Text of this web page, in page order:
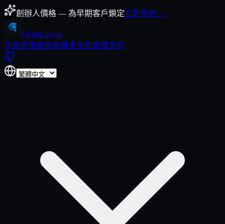
跳至內容
創辦人價格 — 為早期客戶鎖定立即開始 →
OpenLegion
功能使用案例 架構安全性定價文件